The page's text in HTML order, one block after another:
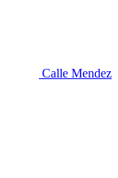
Calle Mendez